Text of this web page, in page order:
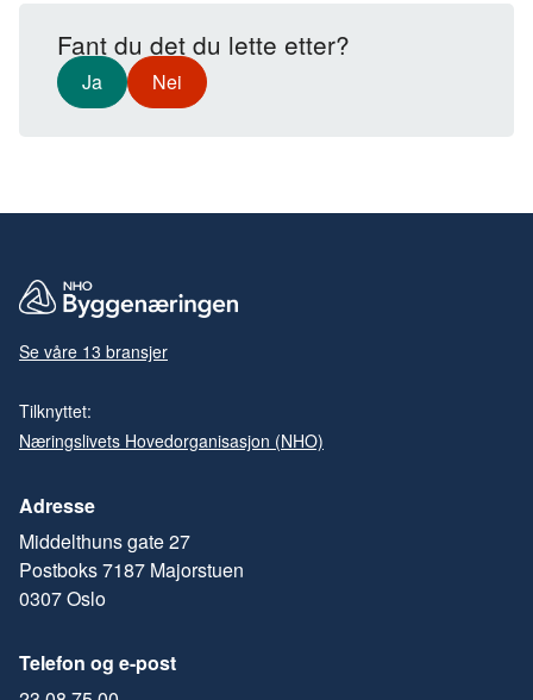
Fant du det du lette etter?
Ja Nei
Se våre 13 bransjer
Tilknyttet:
Næringslivets Hovedorganisasjon (NHO)
Adresse
Middelthuns gate 27
Postboks 7187 Majorstuen
0307 Oslo
Telefon og e-post